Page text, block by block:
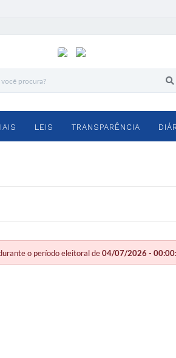
LEIS TRANSPARÊNCIA
o período eleitoral de04/07/2026 -